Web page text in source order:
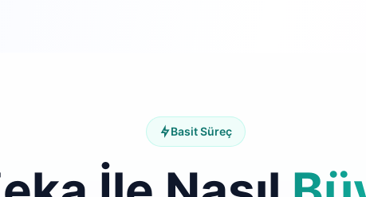
Basit Süreç